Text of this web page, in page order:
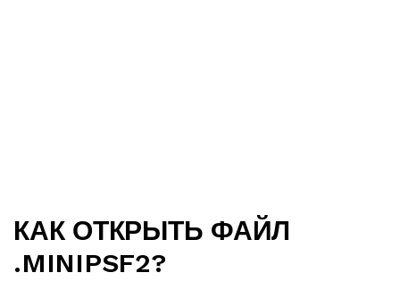
КАК ОТКРЫТЬ ФАЙЛ
.MINIPSF2?